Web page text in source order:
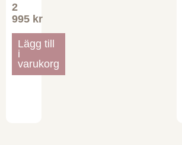
2
995 kr
Lägg till
i
varukorg